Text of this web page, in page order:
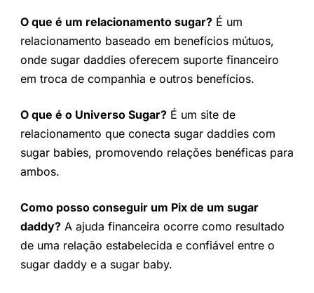
O que é um relacionamento sugar?É um
relacionamento baseado em benefícios mútuos,
onde sugar daddies oferecem suporte financeiro
em troca de companhia e outros benefícios.
O que é o Universo Sugar?É um site de
relacionamento que conecta sugar daddies com
sugar babies, promovendo relações benéficas para
ambos.
Como posso conseguir um Pix de um sugar
daddy?A ajuda financeira ocorre como resultado
de uma relação estabelecida e confiável entre o
sugar daddy e a sugar baby.